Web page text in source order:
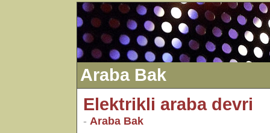
Araba Bak
Elektrikli araba devri
- Araba Bak